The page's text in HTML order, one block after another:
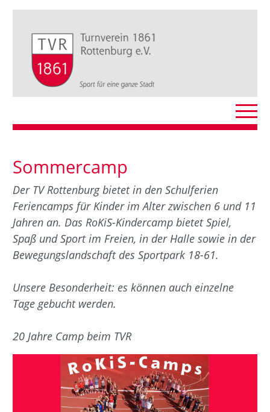
Sommercamp
Der TV Rottenburg bietet in den Schulferien
Feriencamps für Kinder im Alter zwischen 6 und 11
Jahren an. Das RoKiS-Kindercamp bietet Spiel,
Spaß und Sport im Freien, in der Halle sowie in der
Bewegungslandschaft des Sportpark 18-61.
Unsere Besonderheit: es können auch einzelne
Tage gebucht werden.
20 Jahre Camp beim TVR